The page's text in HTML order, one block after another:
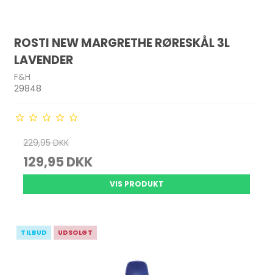
ROSTI NEW MARGRETHE RØRESKÅL 3L
LAVENDER
F&H
29848
229,95 DKK
129,95 DKK
VIS PRODUKT
TILBUD UDSOLGT